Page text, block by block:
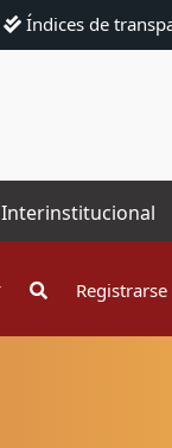
Índices de
Interinstitucional
Registrarse